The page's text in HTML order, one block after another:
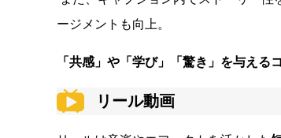
ージメントも向上。
「共感」や「学び」「驚き」を与える
リール動画